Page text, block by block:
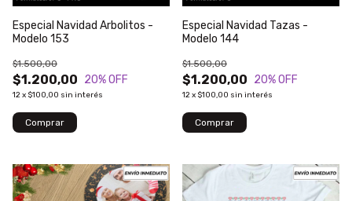
Especial Navidad Arbolitos -
Modelo 153
$1.200,00
$1.500,00
20% OFF
12x $100,00 sin interés
Especial Navidad Tazas -
Modelo 144
$1.200,00
$1.500,00
20% OFF
12x $100,00 sin interés